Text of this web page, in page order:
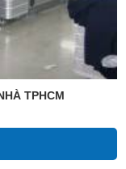
TPHCM